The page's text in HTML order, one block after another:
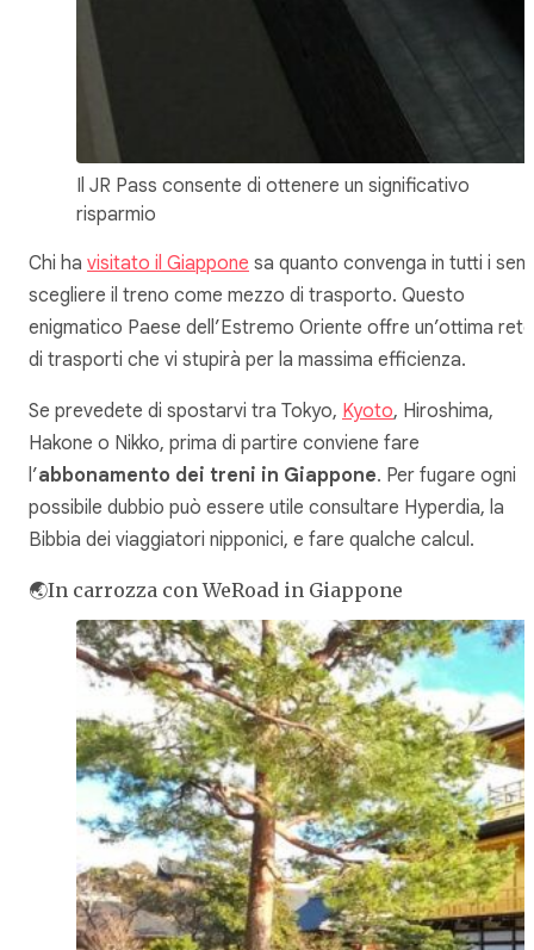
Il JR Pass consente di ottenere un significativo
risparmio
Chi ha visitato il Giappone sa quanto convenga in tutti i
scegliere il treno come mezzo di trasporto. Questo
enigmatico Paese dell’Estremo Oriente offre un’ottima rete
di trasporti che vi stupirà per la massima efficienza.
Se prevedete di spostarvi tra Tokyo, Kyoto, Hiroshima,
Hakone o Nikko, prima di partire conviene fare
l’abbonamento dei treni in Giappone. Per fugare ogni
possibile dubbio può essere utile consultare Hyperdia, la
Bibbia dei viaggiatori nipponici, e fare qualche calcul .
🌏In carrozza con WeRoad in Giappone